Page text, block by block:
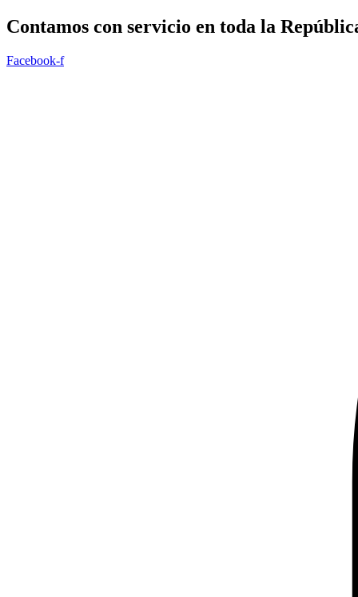
Ir
al
Contamos con servicio en toda la
Facebook-f